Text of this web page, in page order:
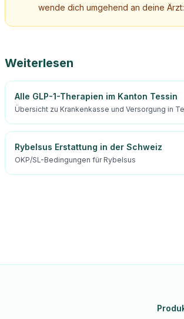
wende dich umgehend an deine
Weiterlesen
Alle GLP-1-Therapien im Kanton Tessin
Übersicht zu Krankenkasse und Versorgung in
Rybelsus Erstattung in der Schweiz
OKP/SL-Bedingungen für Rybelsus